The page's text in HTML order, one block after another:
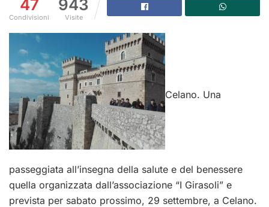
47
Condivisioni
943
Visite
Celano. Una
passeggiata all’insegna della salute e del benessere
quella organizzata dall’associazione “I Girasoli” e
prevista per sabato prossimo, 29 settembre, a Celano.